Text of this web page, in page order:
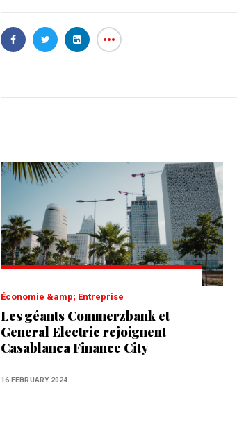
Économie &amp; Entreprise
Les géants Commerzbank et
General Electric rejoignent
Casablanca Finance City
16 FEBRUARY 2024